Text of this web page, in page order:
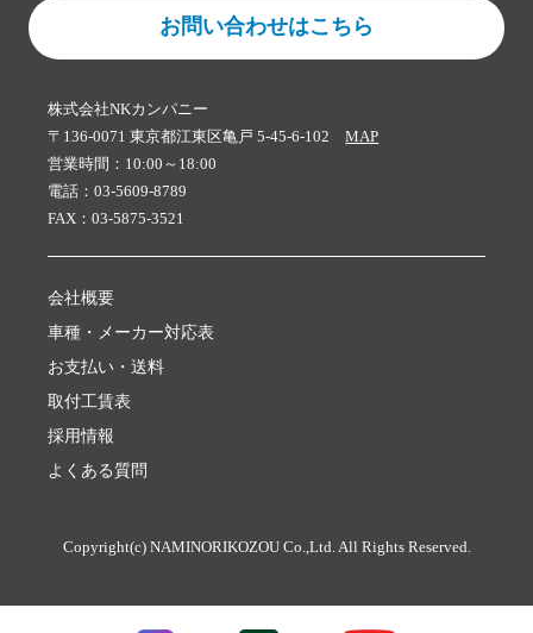
お問い合わせはこちら
株式会社NKカンパニー
〒136-0071 東京都江東区亀戸 5-45-6-102MAP
営業時間：10:00～18:00
電話：03-5609-8789
FAX：03-5875-3521
会社概要
車種・メーカー対応表
お支払い・送料
取付工賃表
採用情報
よくある質問
Copyright(c) NAMINORIKOZOU Co.,Ltd. All Rights Reserved.